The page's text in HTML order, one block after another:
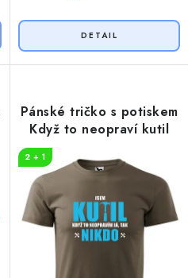
Pánské tričko s potiskem
Když to neopraví kutil
2 + 1